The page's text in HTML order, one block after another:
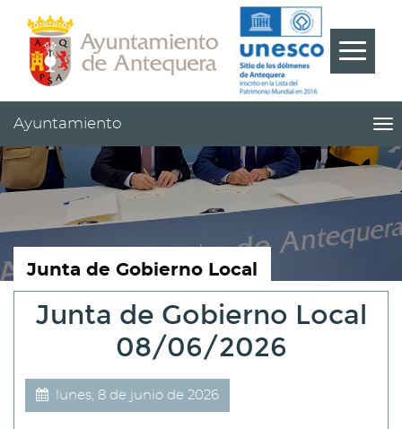
Cabecera
Pie
Menú
???
|
Ayuntamiento
Junta de Gobierno Local
Junta de Gobierno Local
08/06/2026
lunes, 8 de junio de 2026